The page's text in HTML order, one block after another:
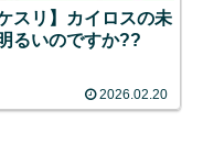
スリ】カイロスの未
るいのですか??
2026.02.20